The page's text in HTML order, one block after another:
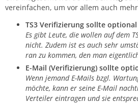
vereinfachen, um vor allem auch
TS3 Verifizierung sollte optional
Es gibt Leute, die wollen auf dem
nicht. Zudem ist es auch sehr
ran zu kommen, den man
E-Mail (Verifizierung) sollte
Wenn jemand E-Mails bzgl.
möchte, kann er seine E-Mail
Verteiler eintragen und sie